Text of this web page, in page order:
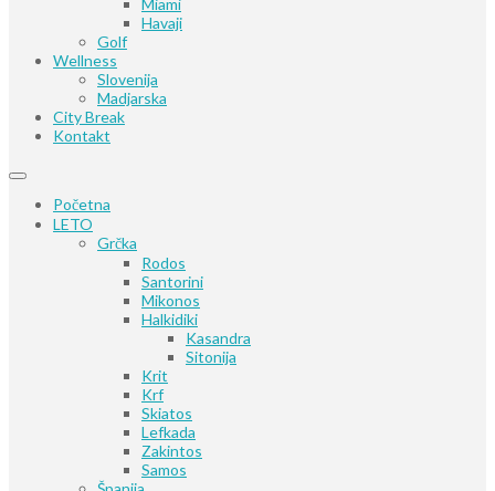
Miami
Havaji
Golf
Wellness
Slovenija
Madjarska
City Break
Kontakt
Početna
LETO
Grčka
Rodos
Santorini
Mikonos
Halkidiki
Kasandra
Sitonija
Krit
Krf
Skiatos
Lefkada
Zakintos
Samos